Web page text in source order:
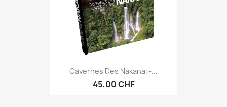
Cavernes Des Nakanai -...
45,00 CHF